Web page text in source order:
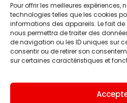
Pour offrir les meilleures expériences,
technologies telles que les cookies
informations des appareils. Le fait
nous permettra de traiter des
de navigation ou les ID uniques sur
consentir ou de retirer son
sur certaines caractéristiques et
ACTUALITÉS
CLUB
BOUTIQUE